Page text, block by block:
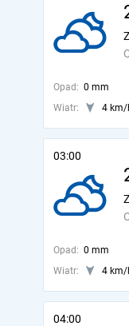
Opad: 0 mm
Wiatr:
4 km/
03:00
Opad: 0 mm
Wiatr:
4 km/
04:00